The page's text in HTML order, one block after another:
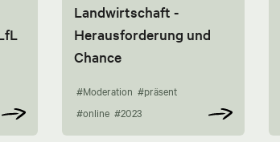
Landwirtschaft -
Herausforderung und
Chance
#Moderation #präsent
#online #2023